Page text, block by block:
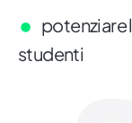
potenziare
studenti